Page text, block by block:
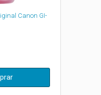
Canon GI-